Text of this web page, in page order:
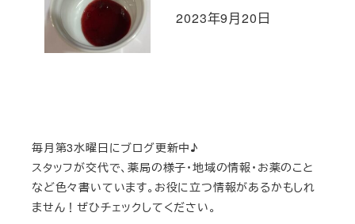
投稿日
2023年9月20日
毎月第3水曜日にブログ更新中♪
スタッフが交代で、薬局の様子・地域の情報・お薬のこと
など色々書いています。お役に立つ情報があるかもしれ
ません！ぜひチェックしてください。